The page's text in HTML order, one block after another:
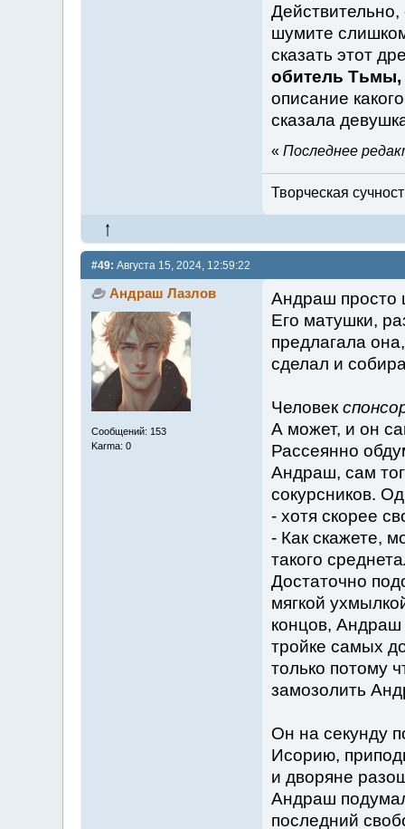
шумите
сказать этот
обитель Тьмы,
описание
сказала
« Последнее
Творческая
#49: Августа 15, 2024, 12:59:22
Андраш Лазлов
Сообщений: 153
Karma: 0
Андраш просто
Его матушки,
предлагала
сделал и
Человек
А может, и он
Рассеянно
Андраш, сам
сокурсников.
- хотя скорее
- Как скажете,
такого
Достаточно
мягкой
концов,
тройке самых
только потому
замозолить
Он на секунду
Исорию,
и дворяне
Андраш
последний